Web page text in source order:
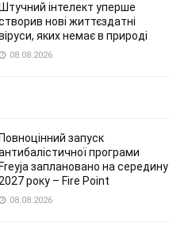
Штучний інтелект уперше
нові життєздатні
яких немає в природі
08.08.2026
Повноцінний запуск
програми
Freyja заплановано на середину
2027 року – Fire Point
08.08.2026